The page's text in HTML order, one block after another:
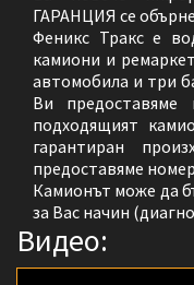
ГАРАНЦИЯ се
Феникс Тракс е
камиони и
автомобила и три
Ви предоставяме
подходящият
гарантиран
предоставяме
Камионът може да
за Вас начин
Видео: